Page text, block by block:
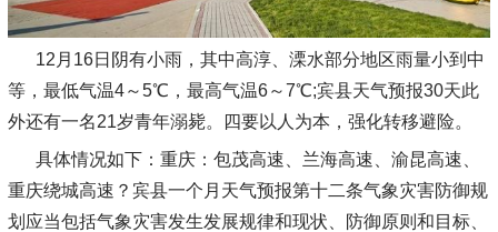
12月16日阴有小雨，其中高淳、溧水部分地区雨量小到中
等，最低气温4～5℃，最高气温6～7℃;宾县天气预报30天此
外还有一名21岁青年溺毙。四要以人为本，强化转移避险。
具体情况如下：重庆：包茂高速、兰海高速、渝昆高速、
重庆绕城高速？宾县一个月天气预报第十二条气象灾害防御规
划应当包括气象灾害发生发展规律和现状、防御原则和目标、